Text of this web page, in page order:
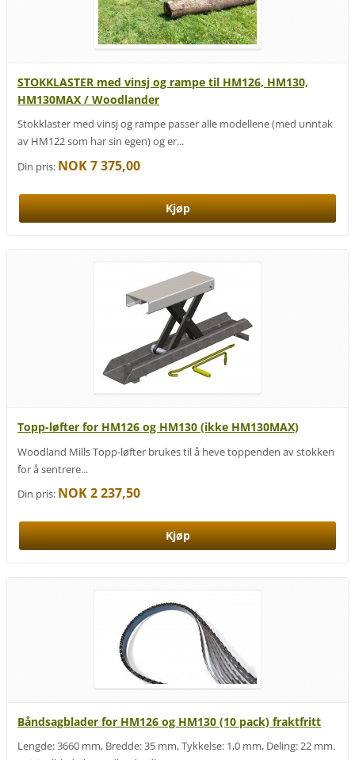
STOKKLASTER med vinsj og rampe til HM126, HM130,
HM130MAX / Woodlander
Stokklaster med vinsj og rampe passer alle modellene (med unntak
av HM122 som har sin egen) og er...
Din pris: NOK 7 375,00
Topp-løfter for HM126 og HM130 (ikke HM130MAX)
Woodland Mills Topp-løfter brukes til å heve toppenden av stokken
for å sentrere...
Din pris: NOK 2 237,50
Båndsagblader for HM126 og HM130 (10 pack) fraktfritt
Lengde: 3660 mm, Bredde: 35 mm, Tykkelse: 1,0 mm, Deling: 22 mm.